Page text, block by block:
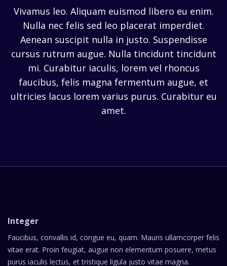
Vivamus leo. Aliquam euismod libero eu enim.
Nulla nec felis sed leo placerat imperdiet.
Aenean suscipit nulla in justo. Suspendisse
cursus rutrum augue. Nulla tincidunt tincidunt
mi. Curabitur iaculis, lorem vel rhoncus
faucibus, felis magna fermentum augue, et
ultricies lacus lorem varius purus. Curabitur eu
amet.
Integer
Faucibus, convallis id, congue eu, quam. Mauris ullamcorper felis
vitae erat. Proin feugiat, augue non elementum posuere, metus
purus iaculis lectus, et tristique ligula justo vitae magna.